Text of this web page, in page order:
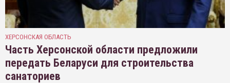
ХЕРСОНСКАЯ ОБЛАСТЬ
Часть Херсонской области предложили
передать Беларуси для строительства
санаториев